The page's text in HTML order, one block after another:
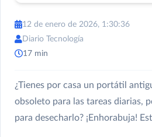
12 de enero de 2026, 1:30:36
Diario Tecnología
17 min
¿Tienes por casa un portátil
obsoleto para las tareas diarias,
para desecharlo? ¡Enhorabuja!